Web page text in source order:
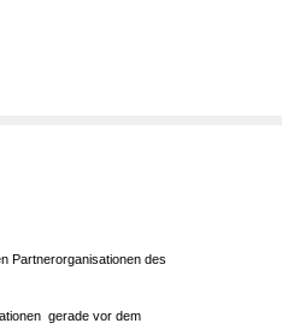
Partnerorganisationen des
gerade vor dem